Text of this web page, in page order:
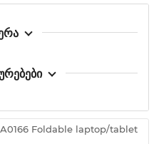
Foldable laptop/tablet